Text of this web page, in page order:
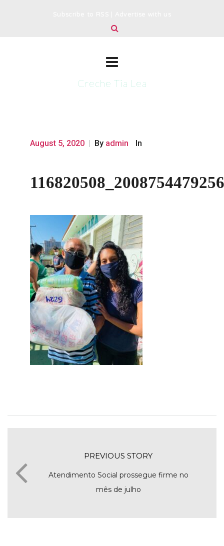
Creche Tia Lea
August 5, 2020 | By admin In
PREVIOUS STORY
Atendimento Social prossegue firme no
mês de julho